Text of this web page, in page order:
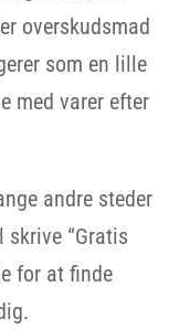
overskudsmad
som en lille
med varer efter
andre steder
“Gratis
for at finde